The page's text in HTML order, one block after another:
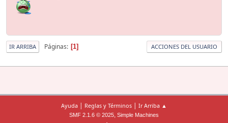
IR ARRIBA Páginas 1 ACCIONES DEL USUARIO
Ayuda | Reglas y Términos | Ir Arriba ▲
SMF 2.1.6 © 2025, Simple Machines